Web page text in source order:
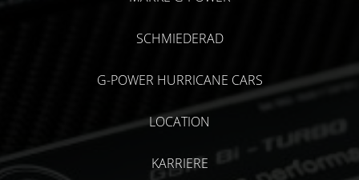
SCHMIEDERAD
G-POWER HURRICANE CARS
LOCATION
KARRIERE